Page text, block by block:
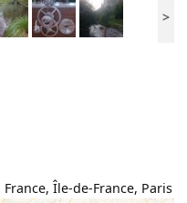
>
France,Île-de-France, Paris